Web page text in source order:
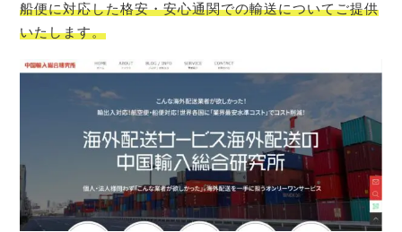
船便に対応した格安・安心通関での輸送についてご提供
いたします。